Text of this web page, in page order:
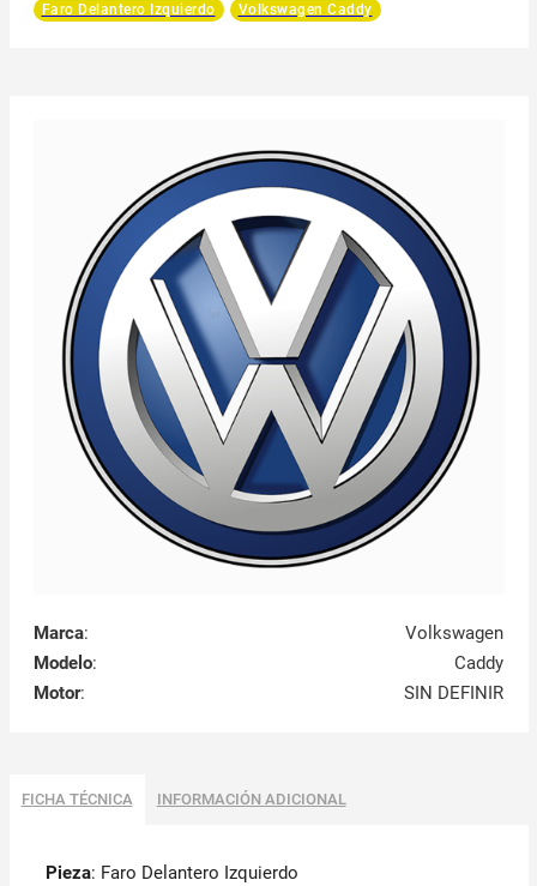
Faro Delantero Izquierdo
Volkswagen Caddy
Marca:
Volkswagen
Modelo:
Caddy
Motor: SIN DEFINIR
FICHA TÉCNICA INFORMACIÓN ADICIONAL
Pieza: Faro Delantero Izquierdo